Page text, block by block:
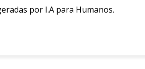
por I.A para Humanos.